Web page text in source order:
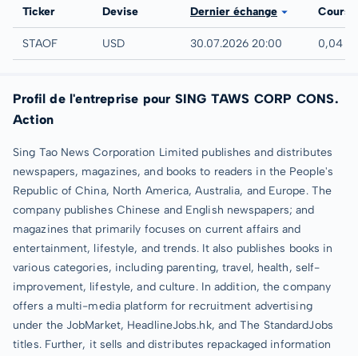
Bourse
Ticker Devise Dernier échange Cours
UTC
STAOF USD 30.07.2026 20:00 0,04
Profil de l'entreprise pour SING TAWS CORP CONS.
Action
Sing Tao News Corporation Limited publishes and distributes
newspapers, magazines, and books to readers in the People's
Republic of China, North America, Australia, and Europe. The
company publishes Chinese and English newspapers; and
magazines that primarily focuses on current affairs and
entertainment, lifestyle, and trends. It also publishes books in
various categories, including parenting, travel, health, self-
improvement, lifestyle, and culture. In addition, the company
offers a multi-media platform for recruitment advertising
under the JobMarket, HeadlineJobs.hk, and The StandardJobs
titles. Further, it sells and distributes repackaged information